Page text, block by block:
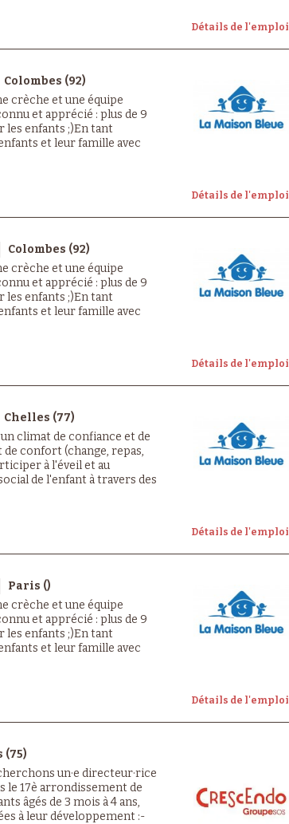
Détails de l'emploi
Colombes (92)
crèche et une équipe
et apprécié : plus de 9
les enfants ;)En tant
et leur famille avec
Détails de l'emploi
Colombes (92)
crèche et une équipe
et apprécié : plus de 9
les enfants ;)En tant
et leur famille avec
Détails de l'emploi
Chelles (77)
climat de confiance et de
confort (change, repas,
à l'éveil et au
de l'enfant à travers des
Détails de l'emploi
Paris ()
crèche et une équipe
et apprécié : plus de 9
les enfants ;)En tant
et leur famille avec
Détails de l'emploi
(75)
un·e directeur·rice
17è arrondissement de
âgés de 3 mois à 4 ans,
à leur développement :-